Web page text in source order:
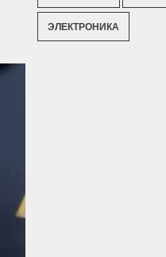
ЭЛЕКТРОНИКА